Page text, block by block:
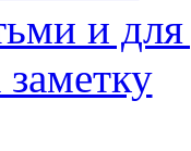
и для